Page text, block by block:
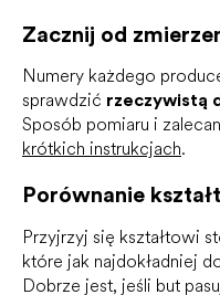
Zacznij od
Numery każdego
sprawdzić rzeczywistą
Sposób pomiaru i
krótkich instrukcjach.
Porównanie
Przyjrzyj się kształtowi
które jak najdokładniej
Dobrze jest, jeśli but